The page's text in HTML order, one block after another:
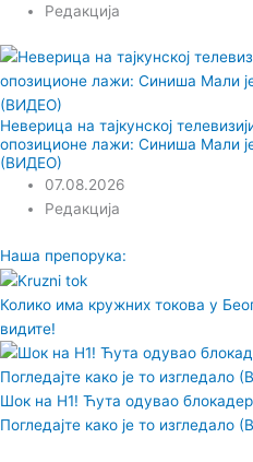
Редакција
Неверица на тајкунској
опозиционе лажи: Синиша Мали
(ВИДЕО)
07.08.2026
Редакција
Наша препорука:
Колико има кружних токова у
видите!
Шок на Н1! Ћута одувао
Погледајте како је то изгледало